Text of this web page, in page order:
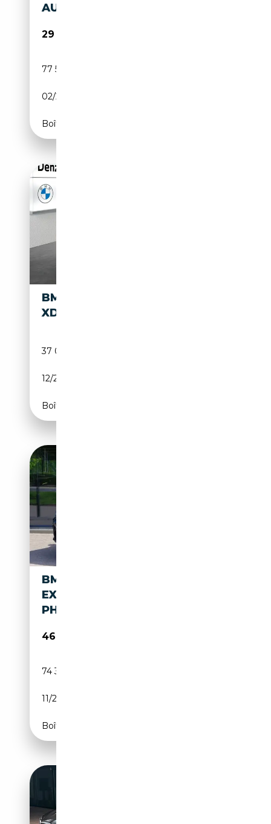
AUTO
29 650€
77 500 km
02/2022
Boîte automatique
BMW X3
XDRIVE30E
37 000 km
12/2020
Boîte automatique
BMW X3 XDRIVE30E HIGH
EXECUTIVE 293 PK M-SPORT
PHEV, PANO
46 700€
74 337 km
11/2023
Boîte automatique